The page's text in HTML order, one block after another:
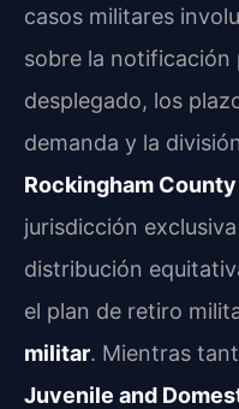
casos militares
sobre la notificación
desplegado, los
demanda y la
Rockingham
jurisdicción
distribución
el plan de retiro
militar. Mientras
Juvenile and